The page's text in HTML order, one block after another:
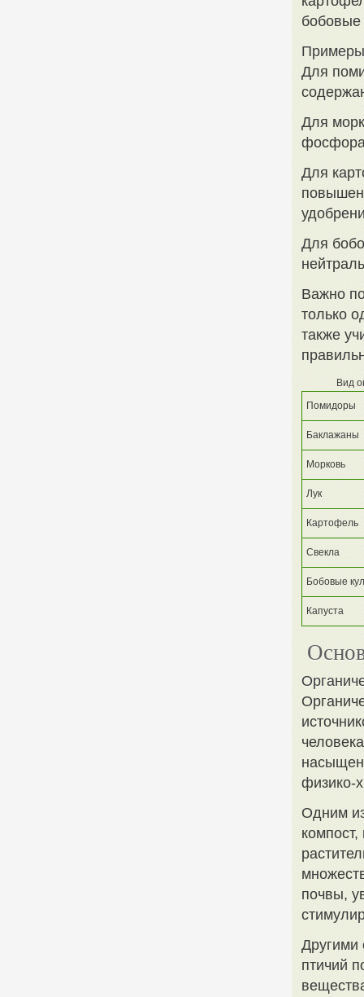
бобовые
Для
Для
Для
Для
Важно
только
также
Вид
Помидоры
Баклажаны
Морковь
Лук
Картофель
Свекла
Бобовые
Капуста
физико-
Одним
почвы,
Другими
птичий